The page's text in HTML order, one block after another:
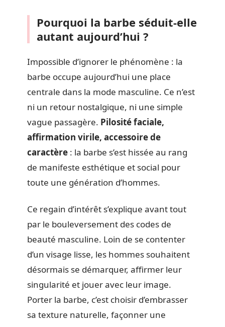
Pourquoi la barbe séduit-elle
autant aujourd’hui ?
Impossible d’ignorer le phénomène : la
barbe occupe aujourd’hui une place
centrale dans la mode masculine. Ce n’est
ni un retour nostalgique, ni une simple
vague passagère. Pilosité faciale,
affirmation virile, accessoire de
caractère : la barbe s’est hissée au rang
de manifeste esthétique et social pour
toute une génération d’hommes.
Ce regain d’intérêt s’explique avant tout
par le bouleversement des codes de
beauté masculine. Loin de se contenter
d’un visage lisse, les hommes souhaitent
désormais se démarquer, affirmer leur
singularité et jouer avec leur image.
Porter la barbe, c’est choisir d’embrasser
sa texture naturelle, façonner une